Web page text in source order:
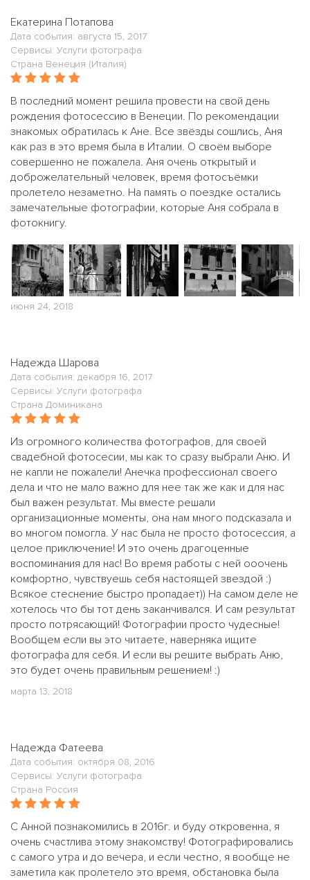
Екатерина Потапова
Дата события: августа 15, 2017
Сервисы: Услуги фотографа
Страна Венеция (Италия)
В последний момент решила провести на свой день
рождения фотосессию в Венеции. По рекомендации
знакомых обратилась к Ане. Все звёзды сошлись, Аня
как раз в это время была в Италии. О своём выборе
совершенно не пожалела. Аня очень открытый и
доброжелательный человек, время фотосъёмки
пролетело незаметно. На память о поездке остались
замечательные фотографии, которые Аня собрала в
фотокнигу.
июня 24, 2018
Надежда Шарова
Дата события: декабря 16, 2017
Сервисы: Услуги фотографа
Страна Доминикана
Из огромного количества фотографов, для своей
свадебной фотосесии, мы как то сразу выбрали Аню. И
не капли не пожалели! Анечка профессионал своего
дела и что не мало важно для нее так же как и для нас
был важен результат. Мы вместе решали
организационные моменты, она нам много подсказала и
во многом помогла. У нас была не просто фотосессия, а
целое приключение! И это очень драгоценные
воспоминания для нас! Во время работы с ней ооочень
комфортно, чувствуешь себя настоящей звездой :)
Всякое стеснение быстро пропадает)) На самом деле не
хотелось что бы тот день заканчивался. И сам результат
просто потрясающий! Фотографии просто чудесные!
Вообщем если вы это читаете, наверняка ищите
фотографа для себя. И если вы решите выбрать Аню,
это будет очень правильным решением! :)
марта 13, 2018
Надежда Фатеева
Дата события: октября 08, 2016
Сервисы: Услуги фотографа
Страна Россия
С Анной познакомились в 2016г. и буду откровенна, я
очень счастлива этому знакомству! Фотографировались
с самого утра и до вечера, и если честно, я вообще не
заметила как пролетело это время, обстановка была